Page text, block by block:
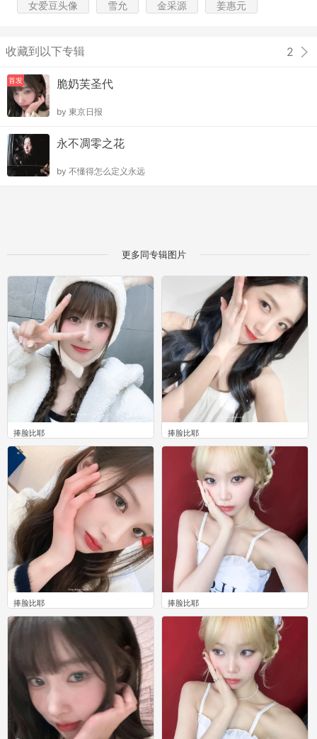
女爱豆头像 雪允 金采源 姜惠元
收藏到以下专辑 2
首发 脆奶芙圣代
by 東京日报
永不凋零之花
by 不懂得怎么定义永远
更多同专辑图片
捧脸比耶
0
捧脸比耶
0
捧脸比耶
0
捧脸比耶
0